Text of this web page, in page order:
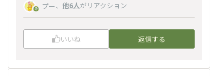
プー、 他6人がリアクション
いいね 返信する